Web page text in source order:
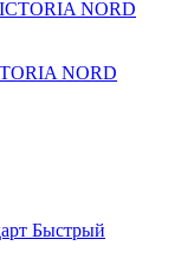
NORD
Быстрый